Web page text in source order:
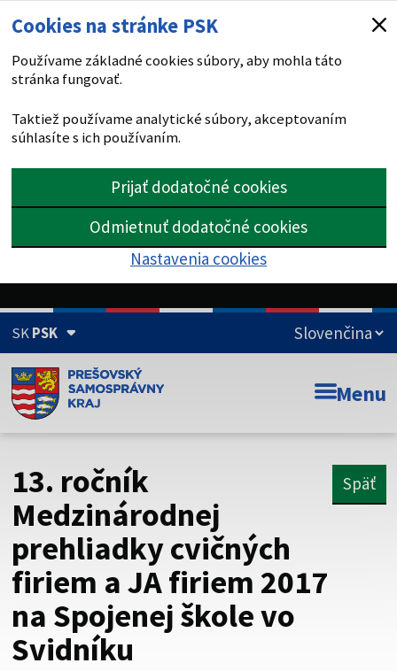
Cookies na stránke PSK
Používame základné cookies súbory, aby mohla táto
stránka fungovať.
Taktiež používame analytické súbory, akceptovaním
súhlasíte s ich používaním.
Prijať dodatočné cookies
Odmietnuť dodatočné cookies
Nastavenia cookies
SKPSK
Doména psk.sk je oficiálna
Toto je oficiálna webová stránka Prešovského
Táto stránka je zabezpečená
Buďte pozorní a vždy sa uistite, že zdieľate informácie iba
cez zabezpečenú webovú stránku. Zabezpečená stránka
vždy začína https:// pred názvom domény webového sídla.
Menu
13. ročník
Medzinárodnej
prehliadky cvičných
firiem a JA firiem 2017
na Spojenej škole vo
Svidníku
Späť